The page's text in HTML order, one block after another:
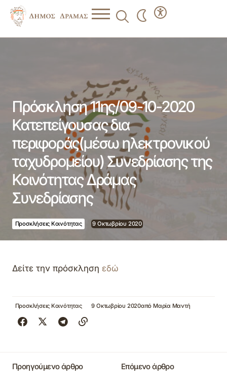
Πρόσκληση 11ης/09-10-2020
Κατεπείγουσας δια
περιφοράς(μέσω ηλεκτρονικού
ταχυδρομείου) Συνεδρίασης της
Κοινότητας Δράμας
Συνεδρίασης
Προσκλήσεις Κοινότητας 9 Οκτωβρίου 2020
Δείτε την πρόσκληση εδώ
Προσκλήσεις Κοινότητας 9 Οκτωβρίου 2020από Μαρία Μαντή
Προηγούμενο άρθρο Επόμενο άρθρο